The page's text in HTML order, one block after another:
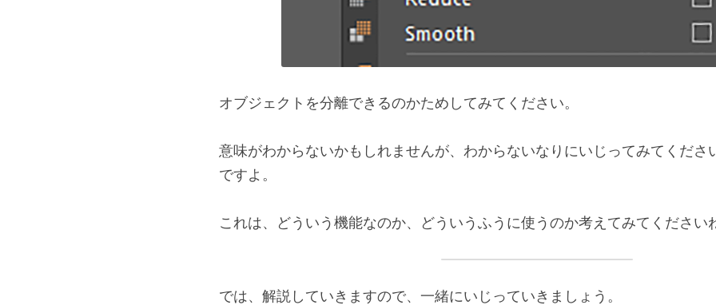
オブジェクトを分離できるのかためしてみてください。
意味がわからないかもしれませんが、わからないなりにいじってみてくださ
ですよ。
これは、どういう機能なのか、どういうふうに使うのか考えてみてください
では、解説していきますので、一緒にいじっていきましょう。